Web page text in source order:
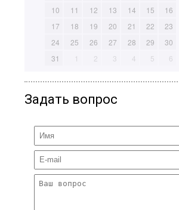
10
11 12 13 14 15
16
17
18 19 20 21 22
23
24
25 26 27 28 29
30
31
1 2 3 4 5 6
Задать вопрос